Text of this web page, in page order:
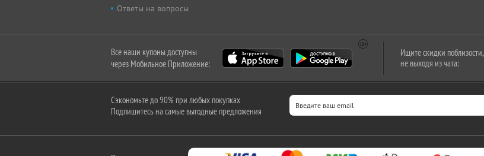
Ответы на вопросы
Все наши купоны доступны
через Мобильное Приложение:
Ищите скидки поблизости,
не выходя из чата:
Сэкономьте до 90% при любых покупках
Подпишитесь на самые выгодные предложения